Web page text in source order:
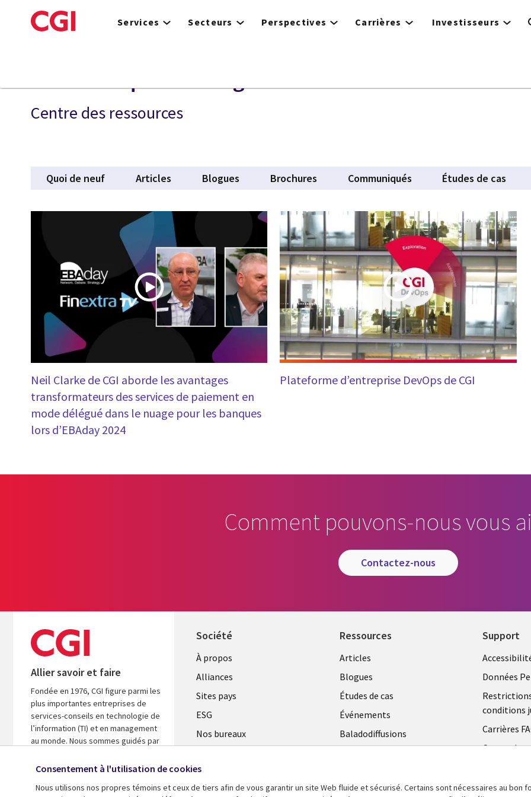
to
Services Secteurs Perspectives Carrières Investisseurs
Centre des ressources
Quoi de neuf Articles Blogues Brochures Communiqués Études de cas
Neil Clarke de CGI aborde les avantages
transformateurs des services de paiement en
mode délégué dans le nuage pour les banques
lors d’EBAday 2024
Plateforme d’entreprise DevOps de CGI
Comment pouvons-nous vous
contactez-nous
Allier savoir et faire
Fondée en 1976, CGI figure parmi les
plus importantes entreprises de
services-conseils en technologie de
l’information (TI) et en management
au monde. Nous sommes guidés par
d’accélérer le rendement de vos
Société
À propos
Alliances
Sites pays
ESG
Nos bureaux
Salle de presse
Ressources
Articles
Blogues
Études de cas
Événements
Baladodiffusions
Support
Données
conditions
Carrières
Centre de
Consentement à l'utilisation de cookies
Nous utilisons nos propres témoins et ceux de tiers afin de vous garantir un site Web fluide et sécurisé. Certains sont nécessaires au bon